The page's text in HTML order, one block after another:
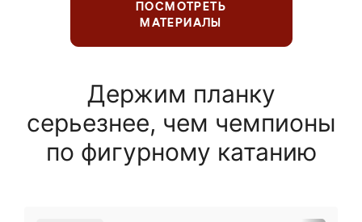
ПОСМОТРЕТЬ
МАТЕРИАЛЫ
Держим планку
серьезнее, чем чемпионы
по фигурному катанию